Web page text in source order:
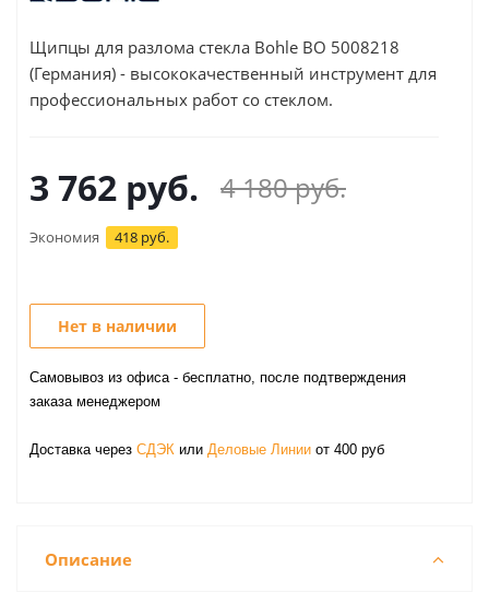
Щипцы для разлома стекла Bohle BO 5008218
(Германия) - высококачественный инструмент для
профессиональных работ со стеклом.
3 762 руб. 4 180руб.
Экономия 418 руб.
Нет в наличии
Самовывоз из офиса - бесплатно, после подтверждения
заказа менеджером
Доставка через СДЭК или Деловые Линии от 400 руб
Описание